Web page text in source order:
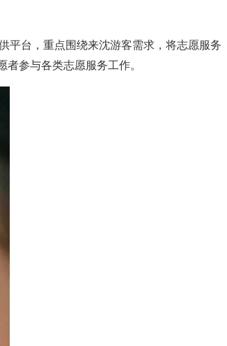
台，重点围绕来沈游客需求，将志愿服务
参与各类志愿服务工作。